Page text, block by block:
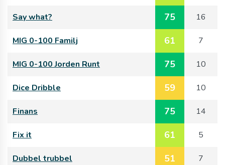
Say what? 75 16
MIG 0-100 Familj 61 7
MIG 0-100 Jorden Runt 75 10
Dice Dribble 59 10
Finans 75 14
Fix it 61 5
Dubbel trubbel 51 7